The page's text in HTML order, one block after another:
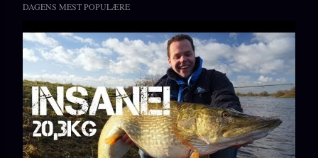
DAGENS MEST POPULÆRE